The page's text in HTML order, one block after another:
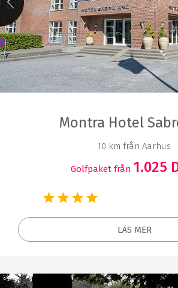
Montra Hotel
10 km från Aarhus
Golfpaket från 1.025
LÄS MER